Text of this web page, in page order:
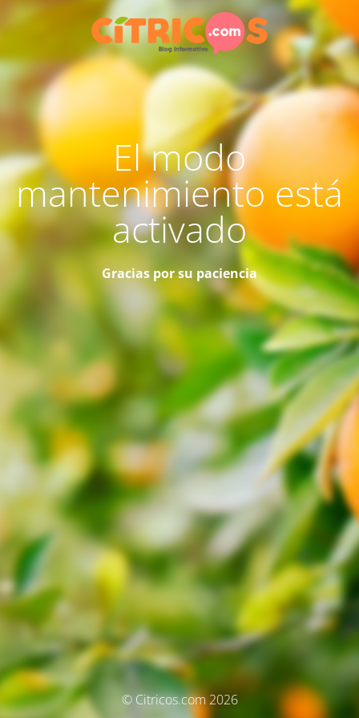
El modo
mantenimiento está
activado
Gracias por su paciencia
© Citricos.com 2026